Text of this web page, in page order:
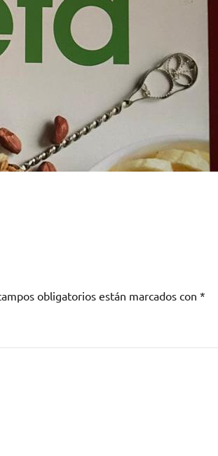
obligatorios están marcados con *